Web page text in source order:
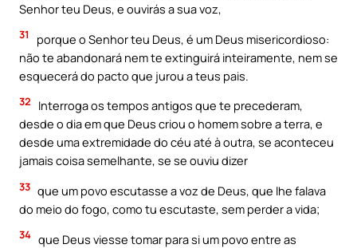
Senhor teu Deus, e ouvirás a sua voz,
31
porque o Senhor teu Deus, é um Deus misericordioso:
não te abandonará nem te extinguirá inteiramente, nem se
esquecerá do pacto que jurou a teus pais.
32
Interroga os tempos antigos que te precederam,
desde o dia em que Deus criou o homem sobre a terra, e
desde uma extremidade do céu até à outra, se aconteceu
jamais coisa semelhante, se se ouviu dizer
33 que um povo escutasse a voz de Deus, que lhe falava
do meio do fogo, como tu escutaste, sem perder a vida;
34 que Deus viesse tomar para si um povo entre as